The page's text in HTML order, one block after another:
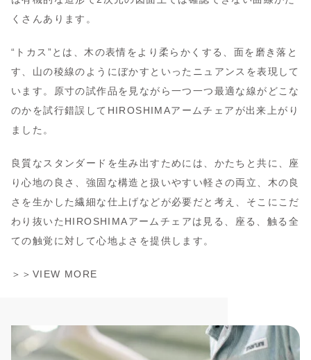
くさんあります。
“トカス”とは、木の表情をより柔らかくする、面を磨き落と
す、山の稜線のようにぼかすといったニュアンスを表現して
います。原寸の試作品を見ながら一つ一つ最適な線がどこな
のかを試行錯誤してHIROSHIMAアームチェアが出来上がり
ました。
良質なスタンダードを生み出すためには、かたちと共に、座
り心地の良さ、強固な構造と扱いやすい軽さの両立、木の良
さを生かした繊細な仕上げなどが必要だと考え、そこにこだ
わり抜いたHIROSHIMAアームチェアは見る、座る、触る全
ての触覚に対して心地よさを提供します。
＞＞VIEW MORE